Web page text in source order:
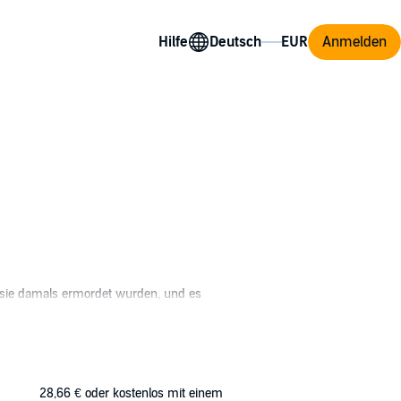
Hilfe Anmelden
damals ermordet wurden, und es
Dämonen, wurden fast völlig ausgelöscht.
mysteriöse Mordserie sorgt für große
sie auch auf den Körpern von Emmas
28,66 € oder kostenlos mit einem